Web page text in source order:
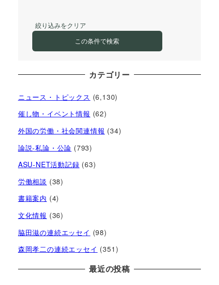
絞り込みをクリア
この条件で検索
カテゴリー
ニュース・トピックス (6,130)
催し物・イベント情報 (62)
外国の労働・社会関連情報 (34)
論説-私論・公論 (793)
ASU-NET活動記録 (63)
労働相談 (38)
書籍案内 (4)
文化情報 (36)
脇田滋の連続エッセイ (98)
森岡孝二の連続エッセイ (351)
最近の投稿